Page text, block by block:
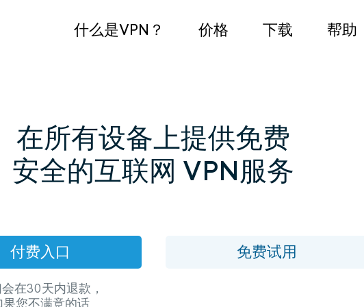
什么是VPN？ 价格 下载 帮助
在所有设备上提供免费
安全的互联网 VPN服务
付费入口
在30天内退款，
果您不满意的话
免费试用